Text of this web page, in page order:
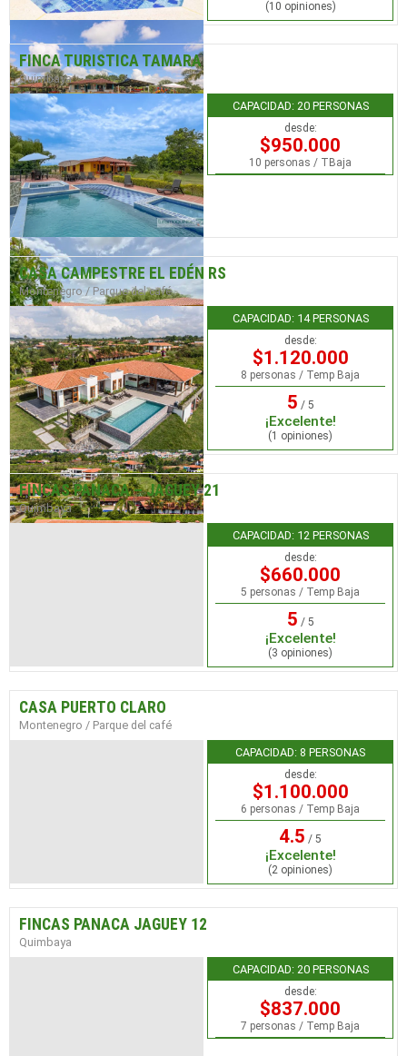
(10 opiniones)
FINCA TURISTICA TAMARA
Quimbaya
CAPACIDAD: 20 PERSONAS
desde:
$950.000
10 personas / TBaja
CASA CAMPESTRE EL EDÉN RS
Montenegro / Parque del café
CAPACIDAD: 14 PERSONAS
desde:
$1.120.000
8 personas / Temp Baja
5 / 5
¡Excelente!
(1 opiniones)
FINCAS PANACA – JAGUEY 21
Quimbaya
CAPACIDAD: 12 PERSONAS
desde:
$660.000
5 personas / Temp Baja
5 / 5
¡Excelente!
(3 opiniones)
CASA PUERTO CLARO
Montenegro / Parque del café
CAPACIDAD: 8 PERSONAS
desde:
$1.100.000
6 personas / Temp Baja
4.5 / 5
¡Excelente!
(2 opiniones)
FINCAS PANACA JAGUEY 12
Quimbaya
CAPACIDAD: 20 PERSONAS
desde:
$837.000
7 personas / Temp Baja